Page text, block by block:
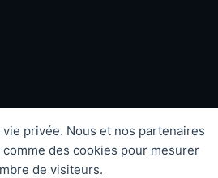
privée. Nous et nos partenaires
des cookies pour mesurer
de visiteurs.